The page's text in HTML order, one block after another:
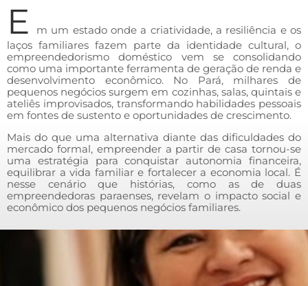
E
m um estado onde a criatividade, a resiliência e os
laços familiares fazem parte da identidade cultural, o
empreendedorismo doméstico vem se consolidando
como uma importante ferramenta de geração de renda e
desenvolvimento econômico. No Pará, milhares de
pequenos negócios surgem em cozinhas, salas, quintais e
ateliês improvisados, transformando habilidades pessoais
em fontes de sustento e oportunidades de crescimento.
Mais do que uma alternativa diante das dificuldades do
mercado formal, empreender a partir de casa tornou-se
uma estratégia para conquistar autonomia financeira,
equilibrar a vida familiar e fortalecer a economia local. É
nesse cenário que histórias, como as de duas
empreendedoras paraenses, revelam o impacto social e
econômico dos pequenos negócios familiares.